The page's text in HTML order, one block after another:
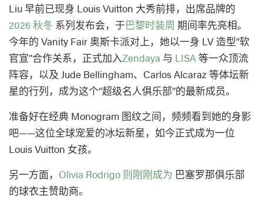
Liu 早前已现身 Louis Vuitton 大秀前排，出席品牌的
2026 秋冬 系列发布会，于巴黎时装周 期间率先亮相。
今年的 Vanity Fair 奥斯卡派对上，她以一身 LV 造型“软
官宣”合作关系，正式加入Zendaya 与 LISA等一众顶流
阵容，以及 Jude Bellingham、Carlos Alcaraz 等体坛新
星的行列，成为这个“超级名人俱乐部”的最新成员。
准备好在经典 Monogram 图纹之间，频频看到她的身影
吧——这位全球宠爱的冰坛新星，如今正式成为一位
Louis Vuitton 女孩。
另一方面， Olivia Rodrigo 则刚刚成为 巴塞罗那俱乐部
的球衣主赞助商。